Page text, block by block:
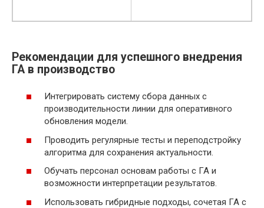
Рекомендации для успешного внедрения
ГА в производство
Интегрировать систему сбора данных с
производительности линии для оперативного
обновления модели.
Проводить регулярные тесты и переподстройку
алгоритма для сохранения актуальности.
Обучать персонал основам работы с ГА и
возможности интерпретации результатов.
Использовать гибридные подходы, сочетая ГА с